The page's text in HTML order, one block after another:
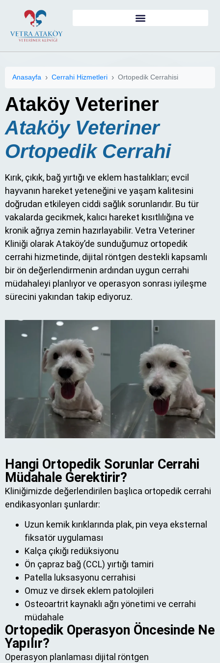
Anasayfa Cerrahi Hizmetleri Ortopedik Cerrahisi
Ataköy Veteriner
Ataköy Veteriner
Ortopedik Cerrahi
Kırık, çıkık, bağ yırtığı ve eklem hastalıkları; evcil
hayvanın hareket yeteneğini ve yaşam kalitesini
doğrudan etkileyen ciddi sağlık sorunlarıdır. Bu tür
vakalarda gecikmek, kalıcı hareket kısıtlılığına ve
kronik ağrıya zemin hazırlayabilir. Vetra Veteriner
Kliniği olarak Ataköy’de sunduğumuz ortopedik
cerrahi hizmetinde, dijital röntgen destekli kapsamlı
bir ön değerlendirmenin ardından uygun cerrahi
müdahaleyi planlıyor ve operasyon sonrası iyileşme
sürecini yakından takip ediyoruz.
Hangi Ortopedik Sorunlar Cerrahi
Müdahale Gerektirir?
Kliniğimizde değerlendirilen başlıca ortopedik cerrahi
endikasyonları şunlardır:
Uzun kemik kırıklarında plak, pin veya eksternal
fiksatör uygulaması
Kalça çıkığı redüksiyonu
Ön çapraz bağ (CCL) yırtığı tamiri
Patella luksasyonu cerrahisi
Omuz ve dirsek eklem patolojileri
Osteoartrit kaynaklı ağrı yönetimi ve cerrahi
müdahale
Ortopedik Operasyon Öncesinde Ne
Yapılır?
Operasyon planlaması dijital röntgen